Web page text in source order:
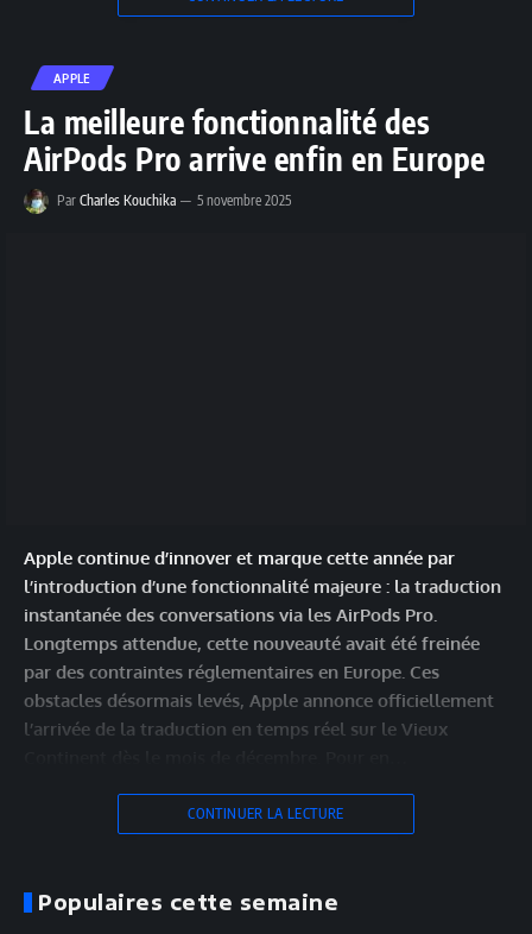
APPLE
La meilleure fonctionnalité des
AirPods Pro arrive enfin en Europe
Par Charles Kouchika 5 novembre 2025
Apple continue d’innover et marque cette année par
l’introduction d’une fonctionnalité majeure : la traduction
instantanée des conversations via les AirPods Pro.
Longtemps attendue, cette nouveauté avait été freinée
par des contraintes réglementaires en Europe. Ces
obstacles désormais levés, Apple annonce officiellement
l’arrivée de la traduction en temps réel sur le Vieux
CONTINUER LA LECTURE
Populaires cette semaine